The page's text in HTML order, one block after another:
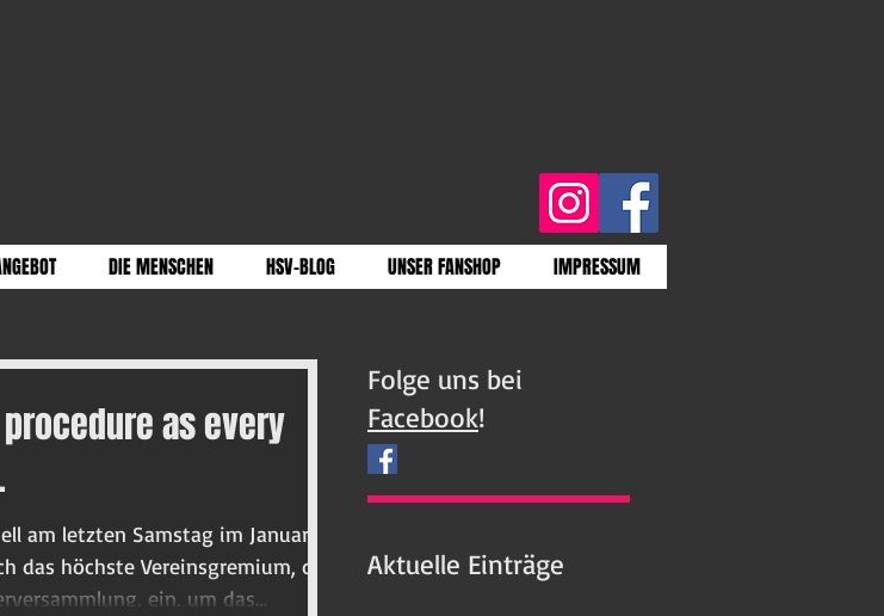
DIE MENSCHEN HSV-BLOG UNSER FANSHOP IMPRESSUM
as every
am letzten Samstag im Januar
das höchste Vereinsgremium, die
ein, um das
Folge uns bei
Facebook!
Aktuelle Einträge